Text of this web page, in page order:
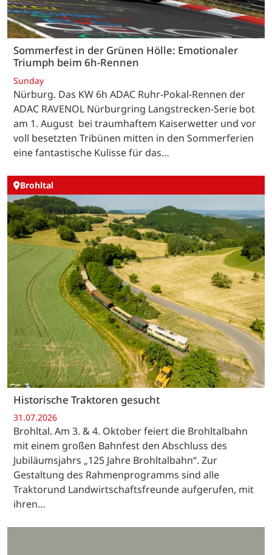
Sommerfest in der Grünen Hölle: Emotionaler
Triumph beim 6h-Rennen
Sunday
Nürburg. Das KW 6h ADAC Ruhr-Pokal-Rennen der
ADAC RAVENOL Nürburgring Langstrecken-Serie bot
am 1. August bei traumhaftem Kaiserwetter und vor
voll besetzten Tribünen mitten in den Sommerferien
eine fantastische Kulisse für das…
Brohltal
Historische Traktoren gesucht
31.07.2026
Brohltal. Am 3. & 4. Oktober feiert die Brohltalbahn
mit einem großen Bahnfest den Abschluss des
Jubiläumsjahrs „125 Jahre Brohltalbahn“. Zur
Gestaltung des Rahmenprogramms sind alle
Traktorund Landwirtschaftsfreunde aufgerufen, mit
ihren…